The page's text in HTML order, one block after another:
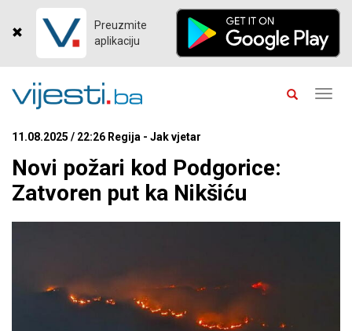
Preuzmite
aplikaciju
11.08.2025 / 22:26 Regija - Jak vjetar
Novi požari kod Podgorice:
Zatvoren put ka Nikšiću